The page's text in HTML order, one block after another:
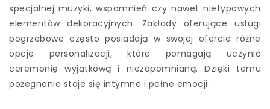
specjalnej muzyki, wspomnień czy nawet nietypowych
elementów dekoracyjnych. Zakłady oferujące usługi
pogrzebowe często posiadają w swojej ofercie różne
opcje personalizacji, które pomagają uczynić
ceremonię wyjątkową i niezapomnianą. Dzięki temu
pożegnanie staje się intymne i pełne emocji.